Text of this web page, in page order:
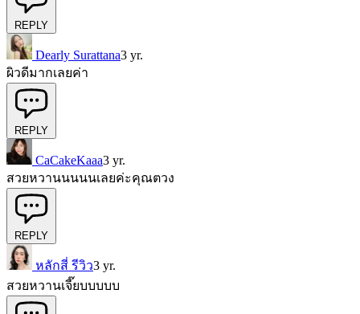
REPLY
Dearly Surattana3 yr.
ผิวดีมากเลยค่า
REPLY
CaCakeKaaa3 yr.
สวยหวานนนนนเลยค่ะคุณตวง
REPLY
หลักสี่ รีวิว3 yr.
สวยหวานเจี๊ยบบบบบ